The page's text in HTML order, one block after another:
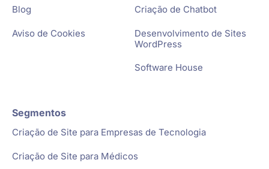
Blog
Aviso de Cookies
Criação de Chatbot
Desenvolvimento de Sites
WordPress
Software House
Segmentos
Criação de Site para Empresas de Tecnologia
Criação de Site para Médicos